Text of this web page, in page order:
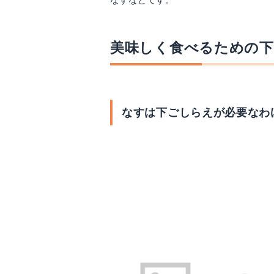
美味しく食べるための
なすは下ごしらえが必要なわ